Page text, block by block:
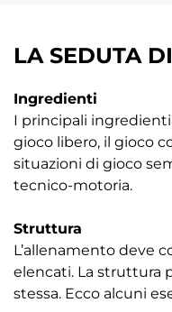
LA SEDUTA
Ingredienti
I principali
gioco libero, il gioco
situazioni di gioco
tecnico-motoria.
Struttura
L’allenamento deve
elencati. La struttura
stessa. Ecco alcuni